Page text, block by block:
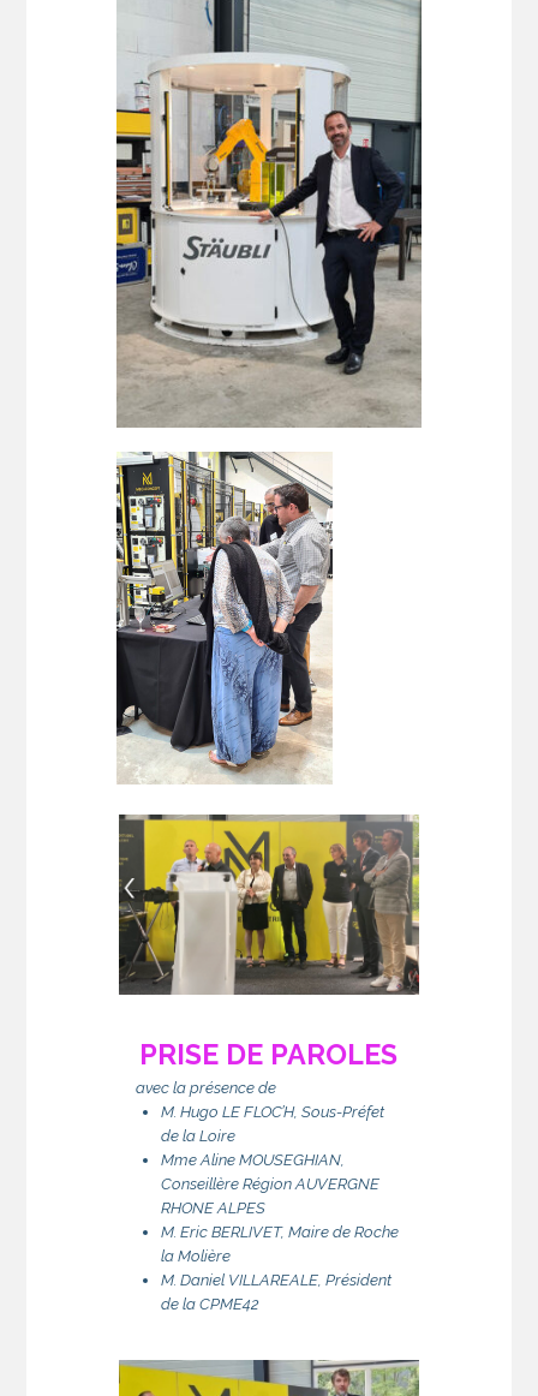
PRISE DE PAROLES
avec la présence de
M. Hugo LE FLOC’H, Sous-Préfet
de la Loire
Mme Aline MOUSEGHIAN,
Conseillère Région AUVERGNE
RHONE ALPES
M. Eric BERLIVET, Maire de Roche
la Molière
M. Daniel VILLAREALE, Président
de la CPME42